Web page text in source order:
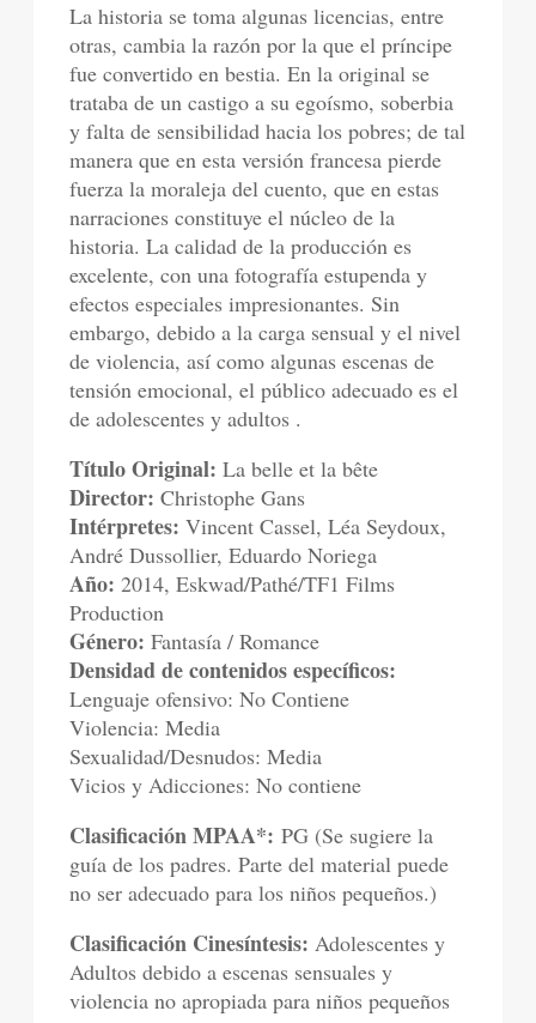
La historia se toma algunas licencias, entre
otras, cambia la razón por la que el príncipe
fue convertido en bestia. En la original se
trataba de un castigo a su egoísmo, soberbia
y falta de sensibilidad hacia los pobres; de tal
manera que en esta versión francesa pierde
fuerza la moraleja del cuento, que en estas
narraciones constituye el núcleo de la
historia. La calidad de la producción es
excelente, con una fotografía estupenda y
efectos especiales impresionantes. Sin
embargo, debido a la carga sensual y el nivel
de violencia, así como algunas escenas de
tensión emocional, el público adecuado es el
de adolescentes y adultos .
Título Original:La belle et la bête
Director: Christophe Gans
Intérpretes: Vincent Cassel, Léa Seydoux,
André Dussollier, Eduardo Noriega
Año: 2014, Eskwad/Pathé/TF1 Films
Production
Género: Fantasía / Romance
Densidad de contenidos específicos:
Lenguaje ofensivo: No Contiene
Violencia: Media
Sexualidad/Desnudos: Media
Vicios y Adicciones: No contiene
Clasificación MPAA*:PG (Se sugiere la
guía de los padres. Parte del material puede
no ser adecuado para los niños pequeños.)
Clasificación Cinesíntesis:Adolescentes y
Adultos debido a escenas sensuales y
violencia no apropiada para niños pequeños